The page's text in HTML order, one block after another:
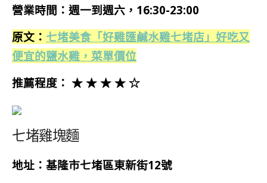
營業時間：週一到週六，16:30-23:00
原文： 七堵美食「好雞匯鹹水雞七堵店」好吃又
便宜的鹽水雞，菜單價位
推薦程度： ★ ★ ★ ★ ☆
七堵雞塊麵
地址：基隆市七堵區東新街12號